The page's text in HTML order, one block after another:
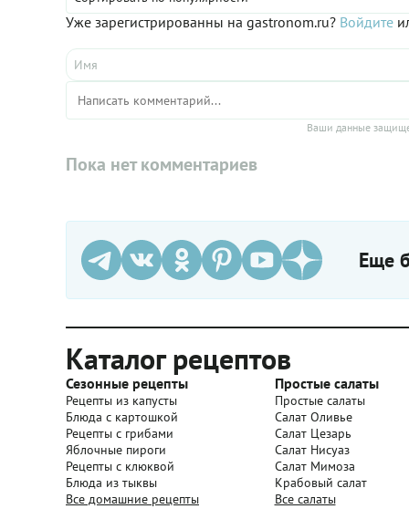
Уже зарегистрированны на gastronom.ru? Войдите
Ваши данные
Пока нет комментариев
Еще
Каталог рецептов
Сезонные рецепты
Рецепты из капусты
Блюда с картошкой
Рецепты с грибами
Яблочные пироги
Рецепты с клюквой
Блюда из тыквы
Все домашние рецепты
Простые салаты
Простые салаты
Салат Оливье
Салат Цезарь
Салат Нисуаз
Салат Мимоза
Крабовый салат
Все салаты